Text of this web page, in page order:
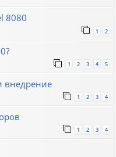
8080
1 2
1 2 3 4 5
внедрение
1 2 3 4
1 2 3 4